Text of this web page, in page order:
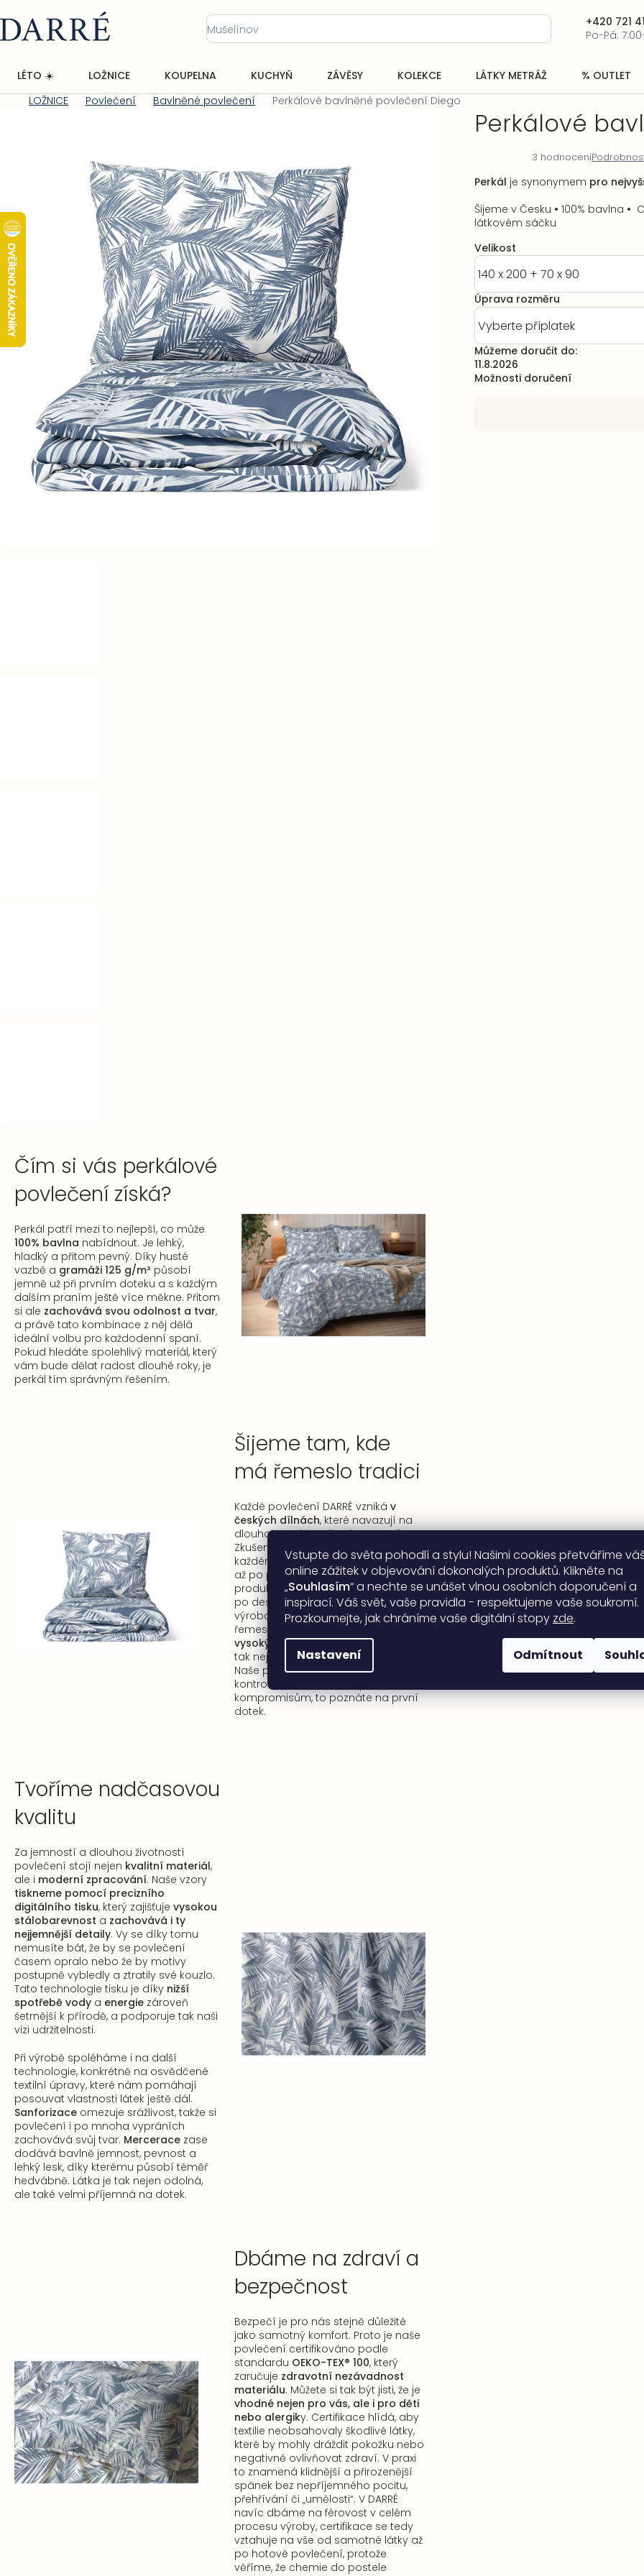
Vstupte do světa pohodlí a stylu! Našimi cookies přetváříme
online zážitek v objevování dokonalých produktů. Klikněte na
„Souhlasím“ a nechte se unášet vlnou osobních doporučení a
inspirací. Váš svět, vaše pravidla - respektujeme vaše soukromí.
Prozkoumejte, jak chráníme vaše digitální stopy zde.
Nastavení Odmítnout
na
obsah
+420 721
Po-Pá:
LÉTO ☀️ LOŽNICE KOUPELNA KUCHYŇ ZÁVĚSY KOLEKCE LÁTKY METRÁŽ % OUTLET
LOŽNICE Povlečení Bavlněné povlečení Perkálové bavlněné povlečení Diego
Čím si vás perkálové
povlečení získá?
Perkál patří mezi to nejlepší, co může
100% bavlna nabídnout. Je lehký,
hladký a přitom pevný. Díky husté
vazbě a gramáži 125 g/m² působí
jemně už při prvním doteku a s každým
dalším praním ještě více měkne. Přitom
si ale zachovává svou odolnost a tvar,
a právě tato kombinace z něj dělá
ideální volbu pro každodenní spaní.
Pokud hledáte spolehlivý materiál, který
vám bude dělat radost dlouhé roky, je
perkál tím správným řešením.
Šijeme tam, kde
má řemeslo tradici
Každé povlečení DARRÉ vzniká v
českých dílnách, které navazují na
dlouholetou historii práce s textilem.
Zkušené švadlenky věnují pozornost
každému detailu, od prvního střihu
až po poslední steh, aby výsledný
produkt držel tvar, barvu a kvalitu i
po desítkách vyprání. Lokální
výroba nám kromě podpory
řemesla umožňuje dodržovat také
vysoký standard kvalitya splňovat
tak nejvyšší očekávání zákazníků.
Naše povlečení prochází přísnou
kontrolou, která nedává prostor
kompromisům, to poznáte na první
dotek.
Tvoříme nadčasovou
kvalitu
Za jemností a dlouhou životností
povlečení stojí nejen kvalitní materiál,
ale i moderní zpracování. Naše vzory
tiskneme pomocí precizního
digitálního tisku, který zajišťuje vysokou
stálobarevnost a zachovává i ty
nejjemnější detaily. Vy se díky tomu
nemusíte bát, že by se povlečení
časem opralo nebo že by motivy
postupně vybledly a ztratily své kouzlo.
Tato technologie tisku je díky nižší
spotřebě vody a energie zároveň
šetrnější k přírodě, a podporuje tak naši
vizi udržitelnosti.
Při výrobě spoléháme i na další
technologie, konkrétně na osvědčené
textilní úpravy, které nám pomáhají
posouvat vlastnosti látek ještě dál.
Sanforizace omezuje srážlivost, takže si
povlečení i po mnoha vypráních
zachovává svůj tvar. Mercerace zase
dodává bavlně jemnost, pevnost a
lehký lesk, díky kterému působí téměř
hedvábně. Látka je tak nejen odolná,
ale také velmi příjemná na dotek.
Dbáme na zdraví a
bezpečnost
Bezpečí je pro nás stejně důležité
jako samotný komfort. Proto je naše
povlečení certifikováno podle
standardu OEKO-TEX® 100, který
zaručuje zdravotní nezávadnost
materiálu. Můžete si tak být jisti, že je
vhodné nejen pro vás, ale i pro děti
nebo alergiky. Certifikace hlídá, aby
textilie neobsahovaly škodlivé látky,
které by mohly dráždit pokožku nebo
negativně ovlivňovat zdraví. V praxi
to znamená klidnější a přirozenější
spánek bez nepříjemného pocitu,
přehřívání či „umělosti“. V DARRÉ
navíc dbáme na férovost v celém
procesu výroby, certifikace se tedy
vztahuje na vše od samotné látky až
po hotové povlečení, protože
věříme, že chemie do postele
Perkálové
hodnocení
produktu
je
5,0
z
5
hvězdiček.
3 hodnocení
Velikost
Úprava rozměru
Můžeme doručit do:
11.8.2026
Možnosti doručení
Perkál je synonymem pro
Šijeme v Česku • 100% bavlna •
látkovém sáčku